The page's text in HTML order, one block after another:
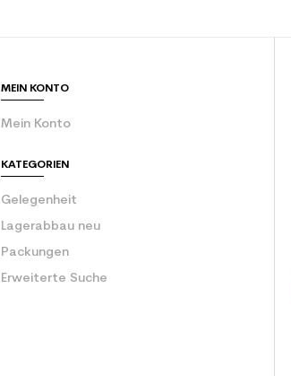
MEIN KONTO
Mein Konto
KATEGORIEN
Gelegenheit
Lagerabbau neu
Packungen
Erweiterte Suche